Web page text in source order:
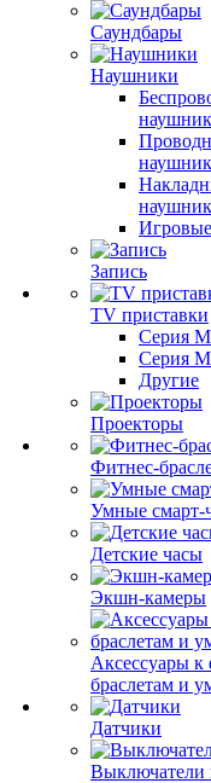
Саундбары
Наушники
Запись
TV приставки
Серия
Серия
Другие
Проекторы
Фитнес-
Умные смарт-
Детские часы
Экшн-камеры
Аксессуары к
браслетам и
Датчики
Выключатели